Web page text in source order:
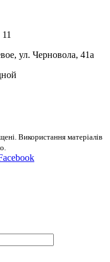
ул. Черновола, 41а
Використання матеріалів